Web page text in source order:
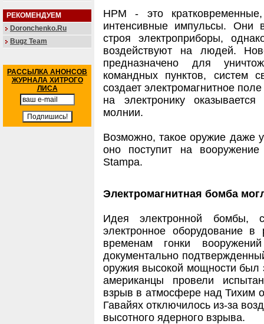
РЕКОМЕНДУЕМ
Doronchenko.Ru
Bugz Team
РАССЫЛКА АНОНСОВ
ЖУРНАЛА ХИТРОГО
ЛИСА
HPM - это
интенсивные импульсы. Они
строя электроприборы,
воздействуют на людей.
предназначено для
командных пунктов, систем
создает электромагнитное
на электронику
молнии.
Возможно, такое оружие даже
оно поступит на
Stampa.
Электромагнитная бомба
Идея электронной бомбы,
электронное оборудование в
временам гонки
документально
оружия высокой мощности был
американцы провели
взрыв в атмосфере над Тихим
Гавайях отключилось из-за
высотного ядерного взрыва.